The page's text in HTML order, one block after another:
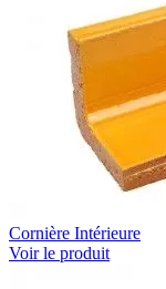
Cornière Intérieure
Voir le produit